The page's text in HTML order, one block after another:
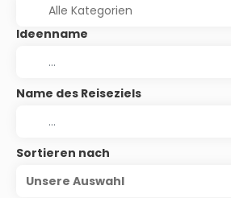
Ideenname
Name des Reiseziels
Sortieren nach
Unsere Auswahl